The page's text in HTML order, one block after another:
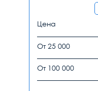
Цена
От 25 000
От 100 000